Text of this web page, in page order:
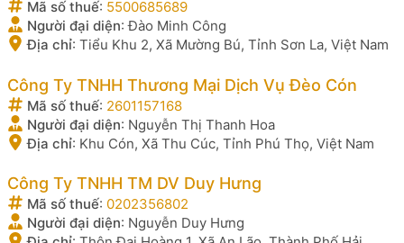
Mã số thuế: 5500685689
Người đại diện:Đào Minh Công
Địa chỉ: Tiểu Khu 2, Xã Mường Bú, Tỉnh Sơn La, Việt Nam
Công Ty TNHH Thương Mại Dịch Vụ Đèo Cón
Mã số thuế: 2601157168
Người đại diện: Nguyễn Thị Thanh Hoa
Địa chỉ: Khu Cón, Xã Thu Cúc, Tỉnh Phú Thọ, Việt Nam
Công Ty TNHH TM DV Duy Hưng
Mã số thuế: 0202356802
Người đại diện: Nguyễn Duy Hưng